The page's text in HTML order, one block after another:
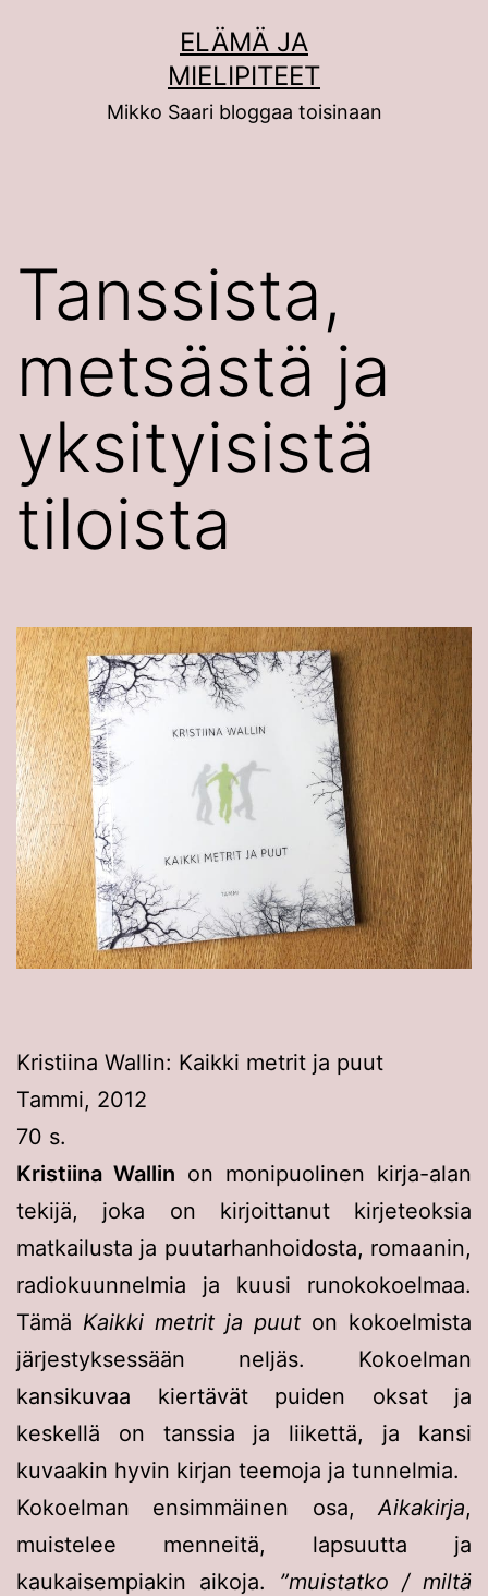
ELÄMÄ JA
MIELIPITEET
Mikko Saari bloggaa toisinaan
Tanssista,
metsästä ja
yksityisistä
tiloista
Kristiina Wallin: Kaikki metrit ja puut
Tammi, 2012
70 s.
Kristiina Wallin on monipuolinen kirja-alan
tekijä, joka on kirjoittanut kirjeteoksia
matkailusta ja puutarhanhoidosta, romaanin,
radiokuunnelmia ja kuusi runokokoelmaa.
Tämä Kaikki metrit ja puut on kokoelmista
järjestyksessään neljäs. Kokoelman
kansikuvaa kiertävät puiden oksat ja
keskellä on tanssia ja liikettä, ja kansi
kuvaakin hyvin kirjan teemoja ja tunnelmia.
Kokoelman ensimmäinen osa,Aikakirja,
muistelee menneitä, lapsuutta ja
kaukaisempiakin aikoja. ”muistatko / miltä